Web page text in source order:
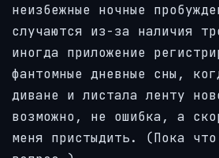
неизбежные ночные
случаются из-за наличия
иногда приложение
фантомные дневные сны,
диване и листала ленту
возможно, не ошибка, а
меня пристыдить. (Пока